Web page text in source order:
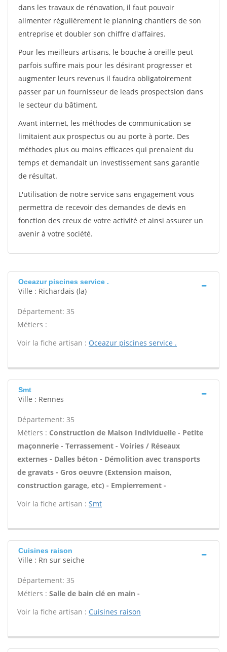
dans les travaux de rénovation, il faut pouvoir
alimenter régulièrement le planning chantiers de son
entreprise et doubler son chiffre d'affaires.
Pour les meilleurs artisans, le bouche à oreille peut
parfois suffire mais pour les désirant progresser et
augmenter leurs revenus il faudra obligatoirement
passer par un fournisseur de leads prospectsion dans
le secteur du bâtiment.
Avant internet, les méthodes de communication se
limitaient aux prospectus ou au porte à porte. Des
méthodes plus ou moins efficaces qui prenaient du
temps et demandait un investissement sans garantie
de résultat.
L'utilisation de notre service sans engagement vous
permettra de recevoir des demandes de devis en
fonction des creux de votre activité et ainsi assurer un
avenir à votre société.
Oceazur piscines service .
Ville : Richardais (la)
Département: 35
Métiers :
Voir la fiche artisan : Oceazur piscines service .
Smt
Ville : Rennes
Département: 35
Métiers : Construction de Maison Individuelle - Petite
maçonnerie - Terrassement - Voiries / Réseaux
externes - Dalles béton - Démolition avec transports
de gravats - Gros oeuvre (Extension maison,
construction garage, etc) - Empierrement -
Voir la fiche artisan : Smt
Cuisines raison
Ville : Rn sur seiche
Département: 35
Métiers : Salle de bain clé en main -
Voir la fiche artisan : Cuisines raison